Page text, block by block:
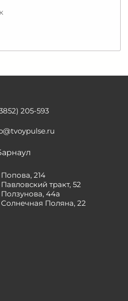
205-593
Попова, 214
Павловский тракт, 52
Ползунова, 44а
Солнечная Поляна, 22